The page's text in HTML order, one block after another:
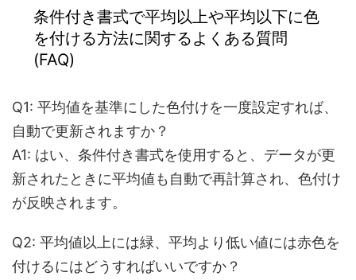
条件付き書式で平均以上や平均以下に色
を付ける方法に関するよくある質問
(FAQ)
Q1: 平均値を基準にした色付けを一度設定すれば、
自動で更新されますか？
A1: はい、条件付き書式を使用すると、データが更
新されたときに平均値も自動で再計算され、色付け
が反映されます。
Q2: 平均値以上には緑、平均より低い値には赤色を
付けるにはどうすればいいですか？